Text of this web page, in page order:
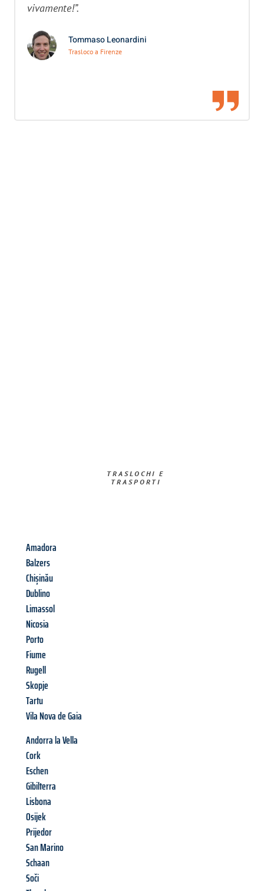
vivamente!”.
Tommaso Leonardini
Trasloco a Firenze
TRASLOCHI E
TRASPORTI​
Amadora
Balzers
Chișinău
Dublino
Limassol
Nicosia
Porto
Fiume
Rugell
Skopje
Tartu
Vila Nova de Gaia
Andorra la Vella
Cork
Eschen
Gibilterra
Lisbona
Osijek
Prijedor
San Marino
Schaan
Soči